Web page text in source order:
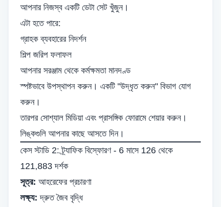
আপনার নিজস্ব একটি ডেটা সেট খুঁজুন।
এটা হতে পারে:
গ্রাহক ব্যবহারের নিদর্শন
শিল্প জরিপ ফলাফল
আপনার সরঞ্জাম থেকে কর্মক্ষমতা মানদণ্ড
স্পষ্টভাবে উপস্থাপন করুন। একটি "উদ্ধৃত করুন" বিভাগ যোগ
করুন।
তারপর সোশ্যাল মিডিয়া এবং প্রাসঙ্গিক ফোরামে শেয়ার করুন।
লিঙ্কগুলি আপনার কাছে আসতে দিন।
কেস স্টাডি 2: ট্র্যাফিক বিস্ফোরণ - 6 মাসে 126 থেকে
121,883 দর্শক
সূত্র: আহরেফের প্রচারণা
লক্ষ্য: দ্রুত জৈব বৃদ্ধি